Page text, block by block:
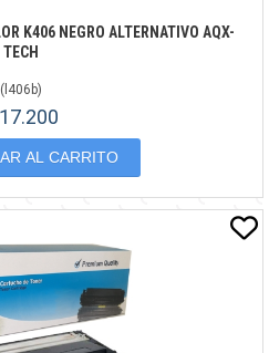
K406 NEGRO ALTERNATIVO AQX-
TECH
( l406b)
AL CARRITO